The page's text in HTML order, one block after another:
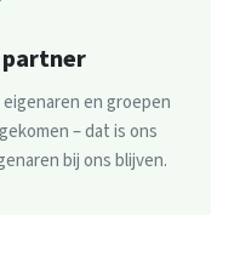
en groepen
– dat is ons
bij ons blijven.